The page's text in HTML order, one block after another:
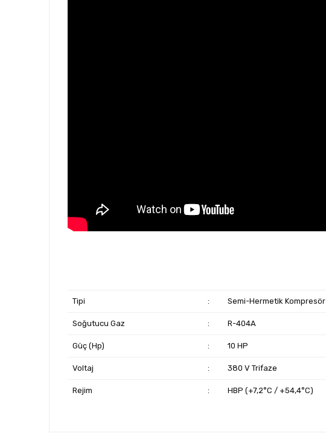
Tipi : Semi-Hermetik Kompresör
Soğutucu Gaz : R-404A
Güç (Hp) : 10 HP
Voltaj : 380 V Trifaze
Rejim : HBP (+7,2°C / +54,4°C)